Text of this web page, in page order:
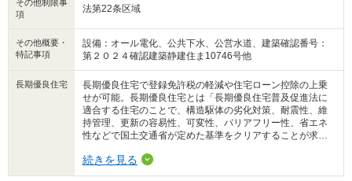
その他制限事
項
法第22条区域
その他概要・
特記事項
設備：オール電化、公共下水、公営水道、建築確認番号：
第２０２４確認建築静建住ま10746号他
長期優良住宅
長期優良住宅で登録免許税の軽減や住宅ローン控除の上乗
せが可能。長期優良住宅とは「長期優良住宅普及促進法に
適合する住宅のことで、構造駆体の劣化対策、耐震性、維
持管理、更新の容易性、可変性、バリアフリー性、省エネ
性などで国土交通省が定めた基準をクリアすることが求め
続きを見る